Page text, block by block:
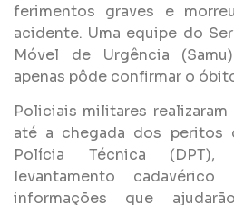
ferimentos graves e
acidente. Uma equipe do
Móvel de Urgência
apenas pôde confirmar o
Policiais militares
até a chegada dos peritos
Polícia Técnica (DPT),
levantamento
informações que